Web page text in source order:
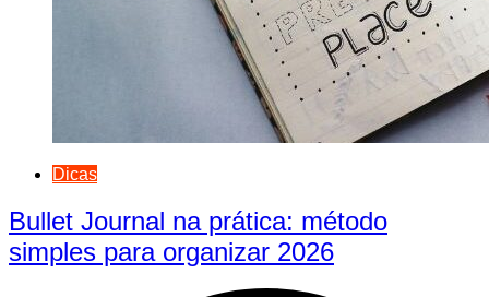
Dicas
Bullet Journal na prática: método
simples para organizar 2026